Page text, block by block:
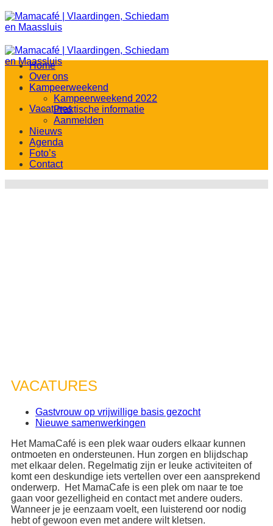
Ga
naar
inhoud
Vacatures
Home
Over ons
Kampeerweekend
Kampeerweekend 2022
Praktische informatie
Aanmelden
Nieuws
Agenda
Foto’s
Contact
VACATURES
Gastvrouw op vrijwillige basis gezocht
Nieuwe samenwerkingen
Het MamaCafé is een plek waar ouders elkaar kunnen
ontmoeten en ondersteunen. Hun zorgen en blijdschap
met elkaar delen. Regelmatig zijn er leuke activiteiten of
komt een deskundige iets vertellen over een aansprekend
onderwerp. Het MamaCafe is een plek om naar te toe
gaan voor gezelligheid en contact met andere ouders.
Wanneer je je eenzaam voelt, een luisterend oor nodig
hebt of gewoon even met andere wilt kletsen.